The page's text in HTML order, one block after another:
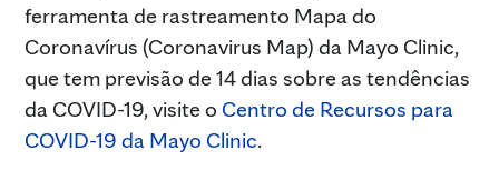
ferramenta de rastreamento Mapa do
Coronavírus (Coronavirus Map) da Mayo Clinic,
que tem previsão de 14 dias sobre as tendências
da COVID-19, visite o Centro de Recursos para
COVID-19 da Mayo Clinic.